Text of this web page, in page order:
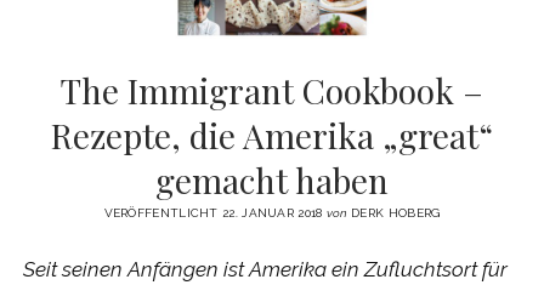
The Immigrant Cookbook –
Rezepte, die Amerika „great“
gemacht haben
VERÖFFENTLICHT 22. JANUAR 2018 von DERK HOBERG
Seit seinen Anfängen ist Amerika ein Zufluchtsort für